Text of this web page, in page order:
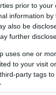
prior to
information
also be
further
uses one or
to your visit
party tags